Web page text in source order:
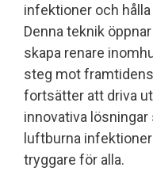
infektioner och
Denna teknik
skapa renare
steg mot
fortsätter att driva
innovativa
luftburna
tryggare för alla.